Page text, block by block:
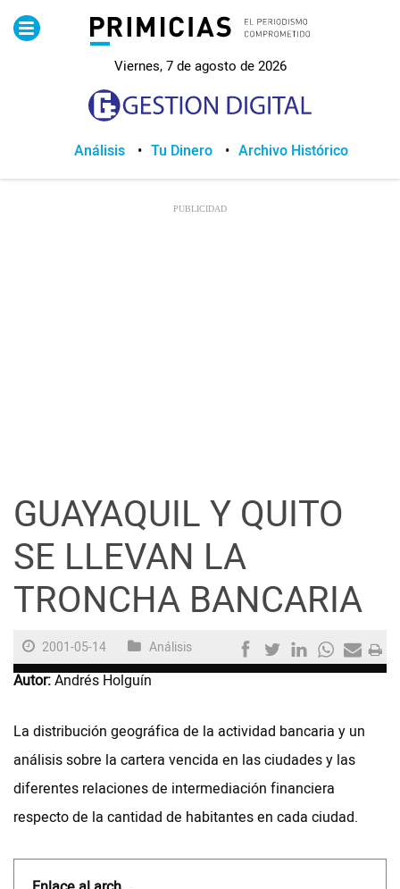
Viernes, 7 de agosto de 2026
Lo Último
Política
Sociedad
Trending
Ciencia y Tecnología
Internacional
Juegos
Análisis Tu Dinero Archivo Histórico
GUAYAQUIL Y QUITO
SE LLEVAN LA
TRONCHA BANCARIA
2001-05-14 Análisis
Autor:Andrés Holguín
La distribución geográfica de la actividad bancaria y un
análisis sobre la cartera vencida en las ciudades y las
diferentes relaciones de intermediación financiera
respecto de la cantidad de habitantes en cada ciudad.